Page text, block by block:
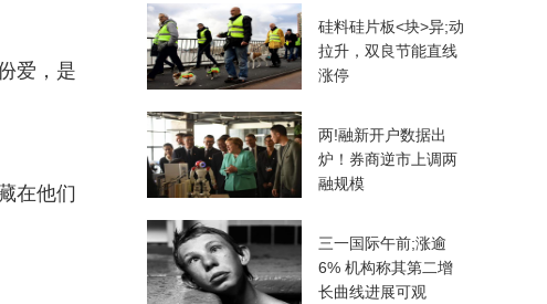
爱，是
在他们
硅料硅片板<块>异;动
拉升，双良节能直线
涨停
两!融新开户数据出
炉！券商逆市上调两
融规模
三一国际午前;涨逾
6% 机构称其第二增
长曲线进展可观